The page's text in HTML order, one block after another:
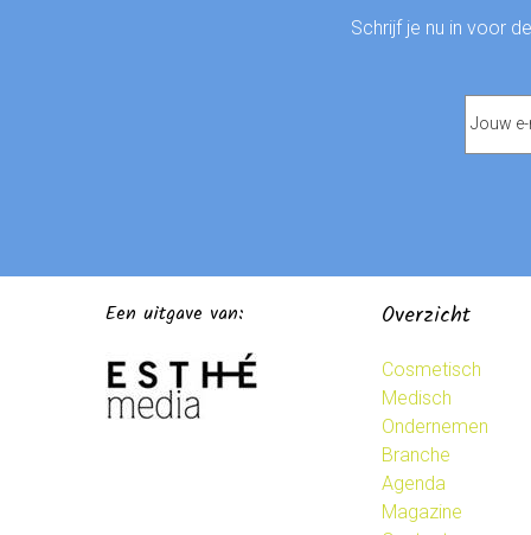
Schrijf je nu in voor
Een uitgave van: Overzicht
Cosmetisch
Medisch
Ondernemen
Branche
Agenda
Magazine